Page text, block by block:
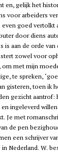
en, gelijk het
voor arbeiders
goed vertolkt
door diens
is aan de orde
zowel voor
om met mijn
te spreken,
gisteren, toen ik
gezicht aantrof:
ingeleverd
Je met
de pen
een schrijver
Nederland. W.